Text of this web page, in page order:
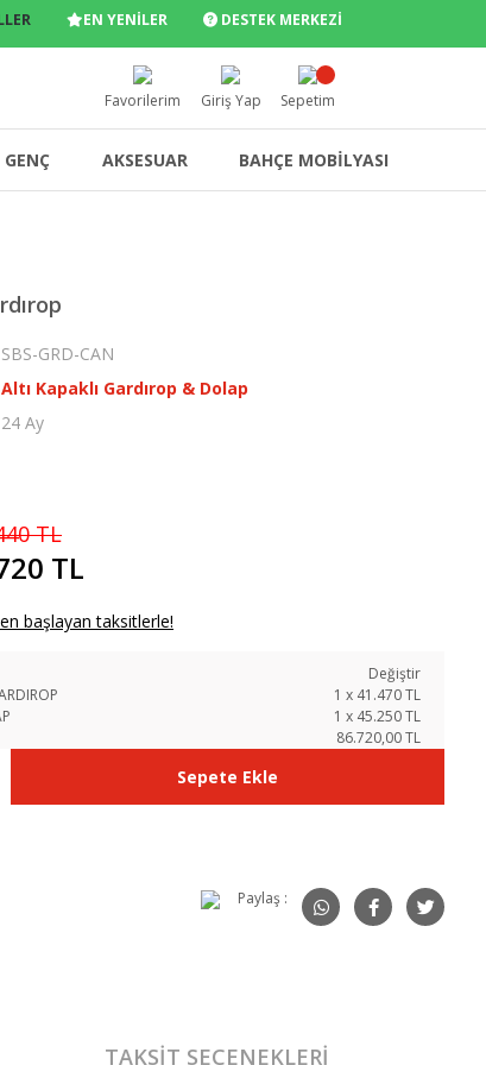
EN YENİLER DESTEK MERKEZİ
Favorilerim Giriş Yap Sepetim
AKSESUAR BAHÇE MOBİLYASI
SBS-GRD-CAN
Altı Kapaklı Gardırop & Dolap
24 Ay
TL
TL
başlayan taksitlerle!
Değiştir
1 x 41.470TL
1 x 45.250TL
86.720,00 TL
Sepete Ekle
Paylaş :
TAKSIT SEÇENEKLERI